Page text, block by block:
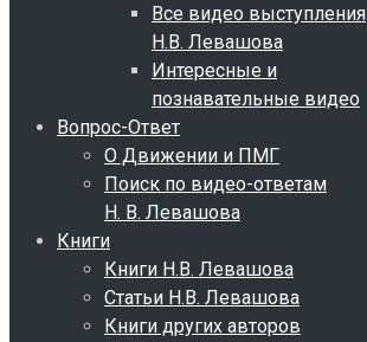
Все видео выступления
Н.В. Левашова
Интересные и
познавательные видео
Вопрос-Ответ
О Движении и ПМГ
Поиск по видео-ответам
Н. В. Левашова
Книги
Книги Н.В. Левашова
Статьи Н.В. Левашова
Книги других авторов